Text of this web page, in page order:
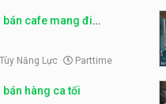
bán cafe mang đi
Tùy Năng Lực Parttime
bán hàng ca tối